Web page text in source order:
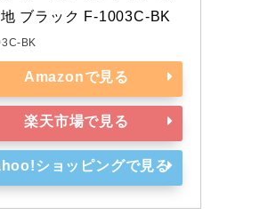
ブラック F-1003C-BK
BK
Amazonで見る
楽天市場で見る
ショッピングで見る